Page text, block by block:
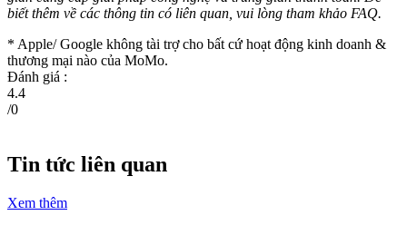
biết thêm về các thông tin có liên quan, vui lòng tham khảo FAQ.
* Apple/ Google không tài trợ cho bất cứ hoạt động kinh doanh &
thương mại nào của MoMo.
Đánh giá :
4.4
/0
Tin tức liên quan
Xem thêm